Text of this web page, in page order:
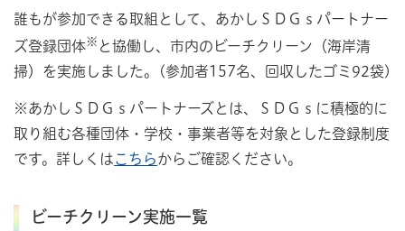
誰もが参加できる取組として、あかしＳＤＧｓパートナー
ズ登録団体※ と協働し、市内のビーチクリーン（海岸清
掃）を実施しました。(参加者157名、回収したゴミ92袋)
※あかしＳＤＧｓパートナーズとは、ＳＤＧｓに積極的に
取り組む各種団体・学校・事業者等を対象とした登録制度
です。詳しくはこちらからご確認ください。
ビーチクリーン実施一覧